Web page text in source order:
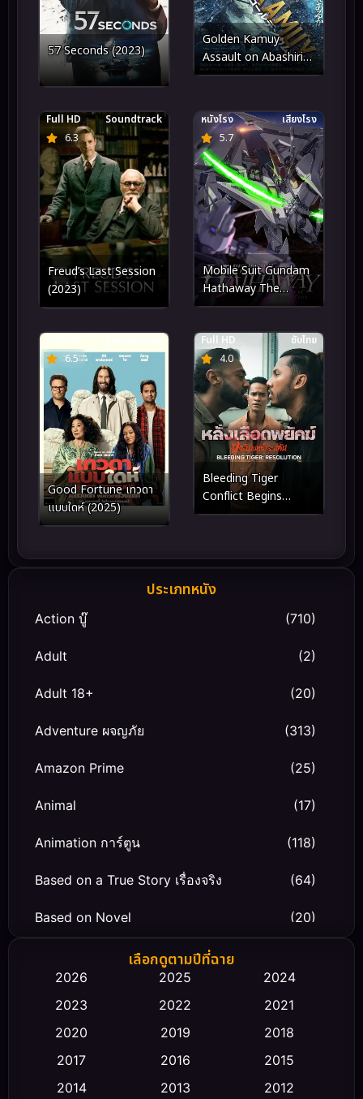
57 Seconds (2023)
Golden Kamuy
Assault on Abashiri
Prison (2026) โกลเดน
6.3
Full HD Soundtrack
Freud’s Last Session
(2023)
5.7
หนังโรง เสียงโรง
Mobile Suit Gundam
Hathaway The
Sorcery of Nymph
ธาเวย์ เดอะ ซอร์เซอรี
ออฟ นิมฟ์ เซอร์ซี (2026)
6.5
Good Fortune เทวดา
แบบใดห์ (2025)
4.0
Full HD ซับไทย
Bleeding Tiger
Conflict Begins
(2025) หลั่งเลือดพยัคฆ์
ประเภทหนัง
Action บู๊ (710)
Adult (2)
Adult 18+ (20)
Adventure ผจญภัย (313)
Amazon Prime (25)
Animal (17)
Animation การ์ตูน (118)
Based on a True Story เรื่องจริง (64)
Based on Novel (20)
Biography ชีวิตจริง
Classic หนังคลาสสิก (23)
Comedy ตลก (458)
เลือกดูตามปีที่ฉาย
2026 2025
2024
2023
2022
2021
2020
2019
2018
2017
2016
2015
2014
2013
2012